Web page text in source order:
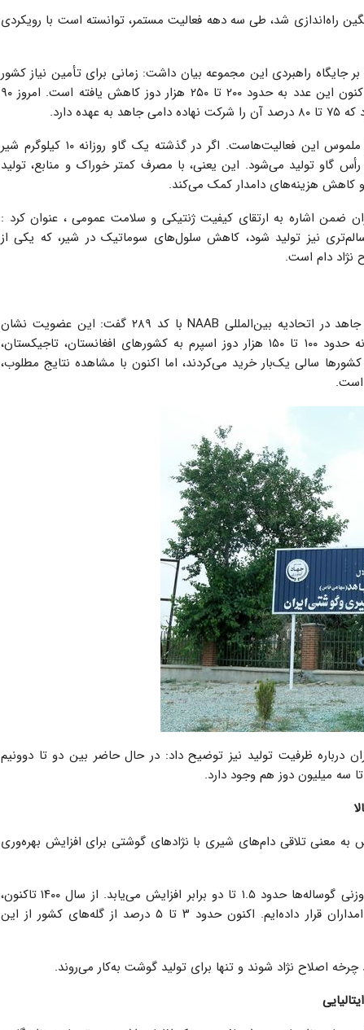
نژاد دام‌های سنگین راه‌اندازی شد، طی سه دهه فعالیت مستمر، توانسته است با رویکردی
جایگاه راهبردی این مجموعه بیان داشت: زمانی برای تأمین نیاز کشور
سالانه حدود یک‌ونیم میلیون دوز اسپرم وارد می‌شد، اما اکنون این عدد به حدود ۲۰۰ تا ۲۵۰ هزار دوز کاهش یافته است. امروز ۹۰
دارد.
وی افزود: افزایش بهره‌وری با اصلاح نژاد، از جمله نتایج ملموس این فعالیت‌هاست. اگر در گذشته یک گاو روزانه ۱۰ کیلوگرم شیر
۴۵ تا ۵۰ کیلوگرم شیر از هر رأس گاو تولید می‌شود. این یعنی، با مصرف کمتر خوراک و منابع، تولید
هزینه‌های دامدار کمک می‌کند.
ضمن اشاره به ارتقای کیفیت ژنتیکی و سلامت عمومی ، عنوان کرد :
نیز تولید شود، کاهش سلول‌های سوماتیک در شیر، که یکی از
دام است.
خوش‌نیت با اشاره به عضویت رسمی شرکت نهاده دامی جاهد در اتحادیه بین‌المللی NAAB با کد ۲۸۹ گفت: این عضویت نشان
می‌دهد محصولات ما استانداردهای جهانی را دارند. سالانه حدود ۱۰۰ تا ۱۵۰ هزار دوز اسپرم به کشورهای افغانستان، تاجیکستان،
سالی یک‌بار خرید می‌کردند، اما اکنون با مشاهده نتایج مطلوب،
است.
درباره ظرفیت تولید نیز توضیح داد: در حال حاضر بین دو تا دوونیم
سه میلیون دوز هم وجود دارد.
به معنی تلاقی دام‌های شیری با نژادهای گوشتی برای افزایش بهره‌وری
خوش‌نیت در این‌باره گفت: با اجرای این پروژه، عملکرد وزنی گوساله‌ها حدود ۱.۵ تا دو برابر افزایش می‌یابد. از سال ۱۴۰۰ تاکنون،
بیش از ۳۵۰ هزار دوز اسپرم گوشتی تولید و در اختیار دامداران قرار داده‌ایم. اکنون حدود ۳ تا ۵ درصد از گله‌های کشور از این
اصلاح نژاد شوند و تنها برای تولید گوشت به‌کار می‌روند.